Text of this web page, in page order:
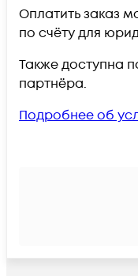
Оплатить заказ
по счёту для
Также доступна
партнёра.
Подробнее об